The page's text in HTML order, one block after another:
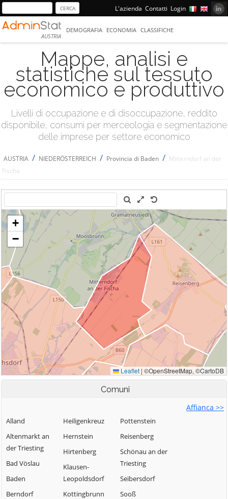
L'azienda Contatti Login
AUSTRIA
DEMOGRAFIA ECONOMIA CLASSIFICHE
Mappe, analisi e
statistiche sul tessuto
economico e produttivo
Livelli di occupazione e di disoccupazione, reddito
disponibile, consumi per merceologia e segmentazione
delle imprese per settore economico
AUSTRIA / NIEDERÖSTERREICH / Provincia di Baden / Mitterndorf an der
Fischa
Comuni
Affianca >>
Alland
Altenmarkt an
der Triesting
Bad Vöslau
Baden
Berndorf
Heiligenkreuz
Hernstein
Hirtenberg
Klausen-
Leopoldsdorf
Kottingbrunn
Pottenstein
Reisenberg
Schönau an der
Triesting
Seibersdorf
Sooß